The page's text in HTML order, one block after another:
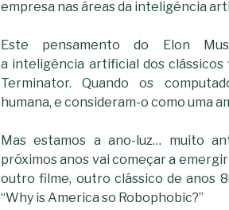
empresa nas áreas da inteligência
Este pensamento do Elon
a inteligência artificial dos clássicos
Terminator. Quando os
humana, e consideram-o como uma
Mas estamos a ano-luz… muito
próximos anos vai começar a
outro filme, outro clássico de anos
“Why is America so Robophobic?”